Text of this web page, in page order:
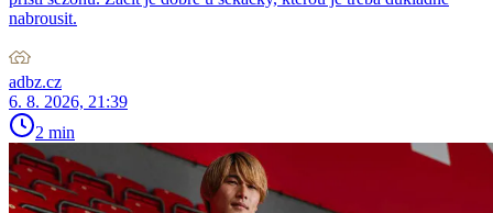
nabrousit.
adbz.cz
6. 8. 2026, 21:39
2 min